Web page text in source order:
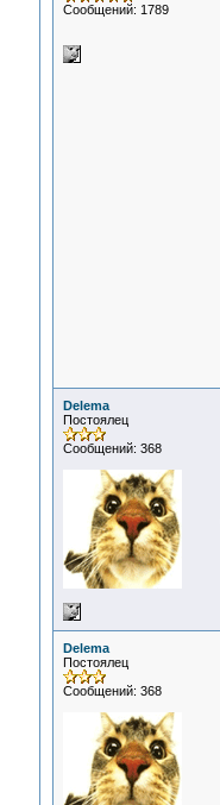
Сообщений: 1789
Delema
Постоялец
Сообщений: 368
Delema
Постоялец
Сообщений: 368